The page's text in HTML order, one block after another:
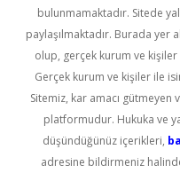
bulunmamaktadır. Sitede
paylaşılmaktadır. Burada yer
olup, gerçek kurum ve kişiler
Gerçek kurum ve kişiler ile
Sitemiz, kar amacı
platformudur. Hukuka ve
düşündüğünüz içerikleri,
adresine bildirmeniz